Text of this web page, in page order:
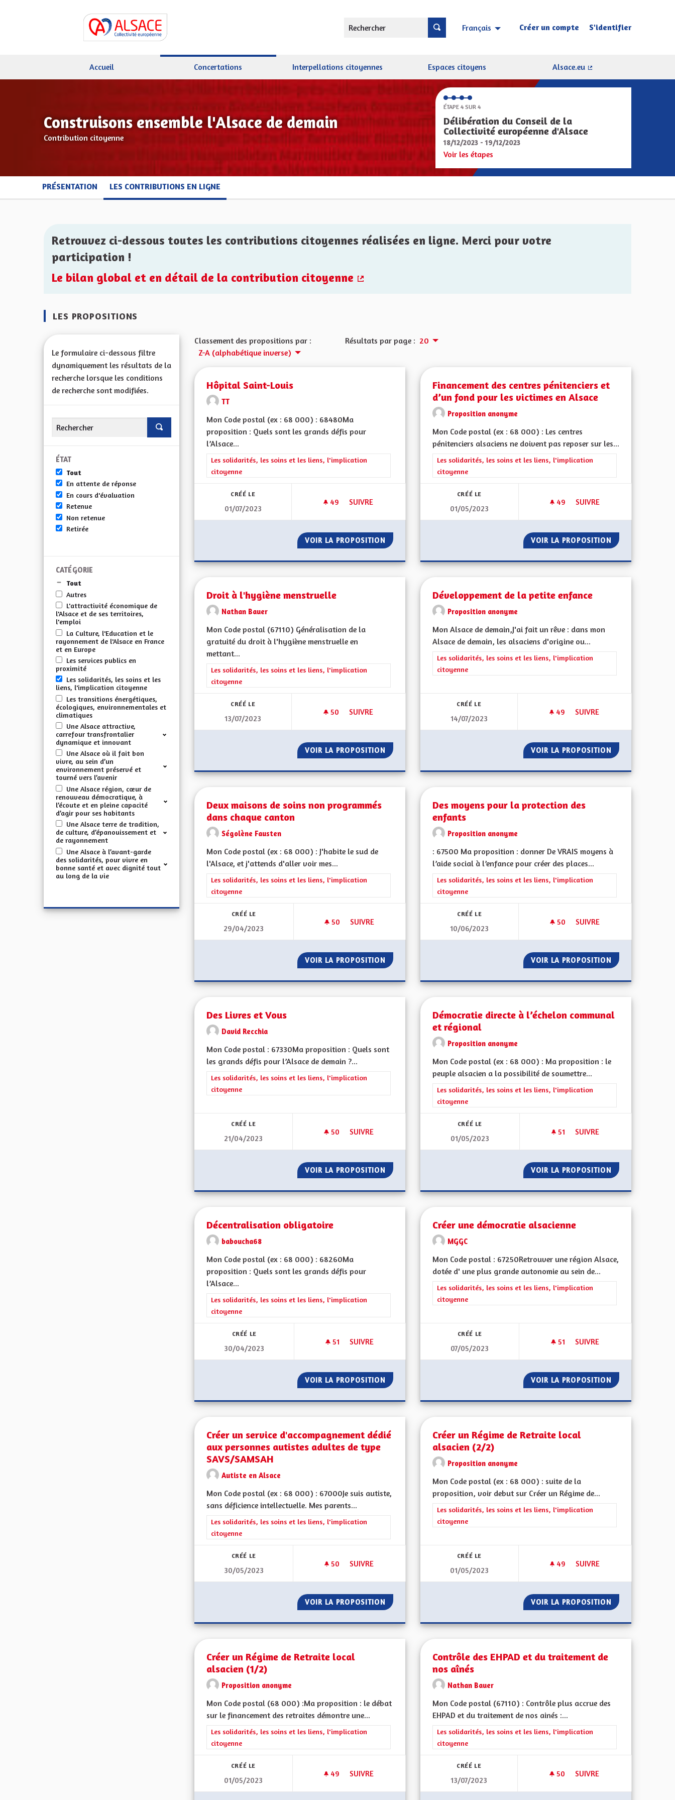
Rechercher Français Choisir la langue Sprache wählen
Créer un compte S'identifier
Accueil Concertations Interpellations citoyennes Espaces citoyens
Alsace.eu
Construisons ensemble l'Alsace de demain
Contribution citoyenne
ÉTAPE 4 SUR 4
Délibération du Conseil de la
Collectivité européenne d'Alsace
18/12/2023 - 19/12/2023
Voir les étapes
PRÉSENTATION LES CONTRIBUTIONS EN LIGNE
Retrouvez ci-dessous toutes les contributions citoyennes réalisées en ligne. Merci pour votre
participation !
Le bilan global et en détail de la contribution citoyenne
LES PROPOSITIONS
Le formulaire ci-dessous filtre
dynamiquement les résultats de la
recherche lorsque les conditions
de recherche sont modifiées.
ÉTAT
Tout
En attente de réponse
En cours d'évaluation
Retenue
Non retenue
Retirée
CATÉGORIE
Tout
Autres
L'attractivité économique de
l'Alsace et de ses territoires,
l'emploi
La Culture, l'Education et le
rayonnement de l'Alsace en France
et en Europe
Les services publics en
proximité
Les solidarités, les soins et les
liens, l'implication citoyenne
Les transitions énergétiques,
écologiques, environnementales et
climatiques
Une Alsace attractive,
carrefour transfrontalier
dynamique et innovant
Une Alsace où il fait bon
vivre, au sein d’un
environnement préservé et
tourné vers l’avenir
Une Alsace région, cœur de
renouveau démocratique, à
l’écoute et en pleine capacité
d’agir pour ses habitants
Une Alsace terre de tradition,
de culture, d’épanouissement et
de rayonnement
Une Alsace à l’avant-garde
des solidarités, pour vivre en
bonne santé et avec dignité tout
au long de la vie
Classement des propositions par :
Z-A (alphabétique inverse)
Résultats par page : 20
Hôpital Saint-Louis
TT
Mon Code postal (ex : 68 000) : 68480Ma
proposition : Quels sont les grands défis pour
l’Alsace...
Filtrer les résultats de la catégorie : Les solidarités, les soins et les liens, l'implication citoyenne
Les solidarités, les soins et les liens, l'implication
citoyenne
CRÉÉ LE
01/07/2023
49 49 ABONNÉS
SUIVRE
VOIR LA PROPOSITION HÔPITAL SAINT-LOUIS
Financement des centres pénitenciers et
d’un fond pour les victimes en Alsace
Proposition anonyme
Mon Code postal (ex : 68 000) : Les centres
pénitenciers alsaciens ne doivent pas reposer sur les...
Filtrer les résultats de la catégorie : Les solidarités, les soins et les liens,
Les solidarités, les soins et les liens, l'implication
citoyenne
CRÉÉ LE
01/05/2023
49 49 ABONNÉS
SUIVRE
VOIR LA PROPOSITION FINANCEMENT
Droit à l'hygiène menstruelle
Nathan Bauer
Mon Code postal (67110) Généralisation de la
gratuité du droit à l'hygiène menstruelle en
mettant...
Filtrer les résultats de la catégorie : Les solidarités, les soins et les liens, l'implication citoyenne
Les solidarités, les soins et les liens, l'implication
citoyenne
CRÉÉ LE
13/07/2023
50 50 ABONNÉS
SUIVRE
DROIT À L'HYGIÈNE MENSTRUELLE
VOIR LA PROPOSITION DROIT À L'HYGIÈNE MENSTRUELLE
Développement de la petite enfance
Proposition anonyme
Mon Alsace de demain,J'ai fait un rêve : dans mon
Alsace de demain, les alsaciens d'origine ou...
Filtrer les résultats de la catégorie : Les solidarités, les soins et les liens,
Les solidarités, les soins et les liens, l'implication
citoyenne
CRÉÉ LE
14/07/2023
49 49 ABONNÉS
SUIVRE
VOIR LA PROPOSITION
Deux maisons de soins non programmés
dans chaque canton
Ségolène Fausten
Mon Code postal (ex : 68 000) : J'habite le sud de
l'Alsace, et j'attends d'aller voir mes...
Filtrer les résultats de la catégorie : Les solidarités, les soins et les liens, l'implication citoyenne
Les solidarités, les soins et les liens, l'implication
citoyenne
CRÉÉ LE
29/04/2023
50 50 ABONNÉS
SUIVRE
DEUX MAISONS DE SOINS NON PROGRAMMÉS DANS CHAQUE CANTON
VOIR LA PROPOSITION DEUX MAISONS DE SOINS NON PROGRAMMÉS DANS CHAQUE CANTON
Des moyens pour la protection des
enfants
Proposition anonyme
: 67500 Ma proposition : donner De VRAIS moyens à
l’aide social à l’enfance pour créer des places...
Filtrer les résultats de la catégorie : Les solidarités, les soins et les liens,
Les solidarités, les soins et les liens, l'implication
citoyenne
CRÉÉ LE
10/06/2023
50 50 ABONNÉS
SUIVRE
VOIR LA PROPOSITION DES MOYENS
Des Livres et Vous
David Recchia
Mon Code postal : 67330Ma proposition : Quels sont
les grands défis pour l’Alsace de demain ?...
Filtrer les résultats de la catégorie : Les solidarités, les soins et les liens, l'implication citoyenne
Les solidarités, les soins et les liens, l'implication
citoyenne
CRÉÉ LE
21/04/2023
50 50 ABONNÉS
SUIVRE
VOIR LA PROPOSITION DES LIVRES ET VOUS
Démocratie directe à l’échelon communal
et régional
Proposition anonyme
Mon Code postal (ex : 68 000) : Ma proposition : le
peuple alsacien a la possibilité de soumettre...
Filtrer les résultats de la catégorie : Les solidarités, les soins et les liens,
Les solidarités, les soins et les liens, l'implication
citoyenne
CRÉÉ LE
01/05/2023
51 51 ABONNÉS
SUIVRE
VOIR LA PROPOSITION DÉMOCRATIE
Décentralisation obligatoire
baboucha68
Mon Code postal (ex : 68 000) : 68260Ma
proposition : Quels sont les grands défis pour
l’Alsace...
Filtrer les résultats de la catégorie : Les solidarités, les soins et les liens, l'implication citoyenne
Les solidarités, les soins et les liens, l'implication
citoyenne
CRÉÉ LE
30/04/2023
51 51 ABONNÉS
SUIVRE
DÉCENTRALISATION OBLIGATOIRE
VOIR LA PROPOSITION DÉCENTRALISATION OBLIGATOIRE
Créer une démocratie alsacienne
MGGC
Mon Code postal : 67250Retrouver une région Alsace,
dotée d' une plus grande autonomie au sein de...
Filtrer les résultats de la catégorie : Les solidarités, les soins et les liens,
Les solidarités, les soins et les liens, l'implication
citoyenne
CRÉÉ LE
07/05/2023
51 51 ABONNÉS
SUIVRE
VOIR LA PROPOSITION CRÉER UNE
Créer un service d'accompagnement dédié
aux personnes autistes adultes de type
SAVS/SAMSAH
Autiste en Alsace
Mon Code postal (ex : 68 000) : 67000Je suis autiste,
sans déficience intellectuelle. Mes parents...
Filtrer les résultats de la catégorie : Les solidarités, les soins et les liens, l'implication citoyenne
Les solidarités, les soins et les liens, l'implication
citoyenne
CRÉÉ LE
30/05/2023
50 50 ABONNÉS
SUIVRE
CRÉER UN SERVICE D'ACCOMPAGNEMENT DÉDIÉ AUX PERSONNES AUTISTES ADULTES DE TYPE
VOIR LA PROPOSITION CRÉER UN SERVICE D'ACCOMPAGNEMENT DÉDIÉ AUX PERSONNES AUTISTES
Créer un Régime de Retraite local
alsacien (2/2)
Proposition anonyme
Mon Code postal (ex : 68 000) : suite de la
proposition, voir debut sur Créer un Régime de...
Filtrer les résultats de la catégorie : Les solidarités, les soins et les liens,
Les solidarités, les soins et les liens, l'implication
citoyenne
CRÉÉ LE
01/05/2023
49 49 ABONNÉS
SUIVRE
VOIR LA PROPOSITION CRÉER UN
Créer un Régime de Retraite local
alsacien (1/2)
Proposition anonyme
Mon Code postal (68 000) :Ma proposition : le débat
sur le financement des retraites démontre une...
Filtrer les résultats de la catégorie : Les solidarités, les soins et les liens, l'implication citoyenne
Les solidarités, les soins et les liens, l'implication
citoyenne
CRÉÉ LE
01/05/2023
49 49 ABONNÉS
SUIVRE
CRÉER UN RÉGIME DE RETRAITE LOCAL ALSACIEN (1/2)
Contrôle des EHPAD et du traitement de
nos aînés
Nathan Bauer
Mon Code postal (67110) : Contrôle plus accrue des
EHPAD et du traitement de nos ainés :...
Filtrer les résultats de la catégorie : Les solidarités, les soins et les liens,
Les solidarités, les soins et les liens, l'implication
citoyenne
CRÉÉ LE
13/07/2023
50 50 ABONNÉS
SUIVRE